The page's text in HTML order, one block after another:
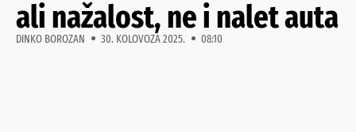
ali nažalost, ne i nalet auta
DINKO BOROZAN 30. KOLOVOZA 2025. 08:10